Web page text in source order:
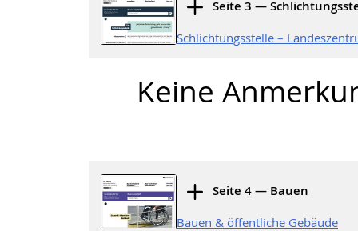
Seite 3 —
Schlichtungsstelle –
Keine
Seite 4 — Bauen
Bauen & öffentliche Gebäude